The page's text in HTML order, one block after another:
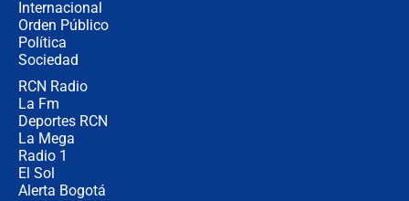
Internacional
Orden Público
Política
Sociedad
RCN Radio
La Fm
Deportes RCN
La Mega
Radio 1
El Sol
Alerta Bogotá